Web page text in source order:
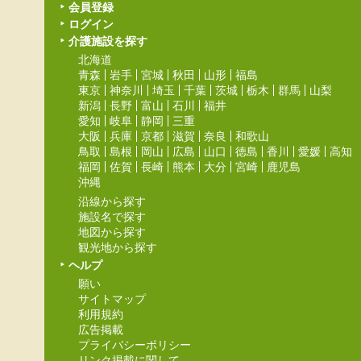
会員登録
ログイン
介護施設を探す
北海道
青森
岩手 宮城 秋田 山形
福島
東京
神奈川 埼玉 千葉 茨城 栃木 群馬
山梨
新潟
長野 富山 石川
福井
愛知
岐阜 静岡
三重
大阪
兵庫 京都 滋賀 奈良
和歌山
鳥取
島根 岡山 広島 山口 徳島 香川 愛媛
高知
福岡
佐賀 長崎 熊本 大分 宮崎
鹿児島
沖縄
沿線から探す
施設名で探す
地図から探す
観光地から探す
ヘルプ
願い
サイトマップ
利用規約
広告掲載
プライバシーポリシー